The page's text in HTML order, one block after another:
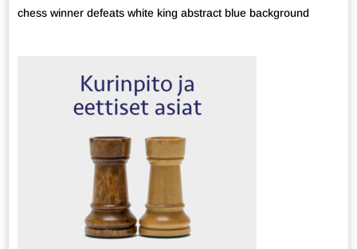
chess winner defeats white king abstract blue background